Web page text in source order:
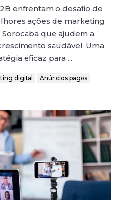
enfrentam o desafio de
ações de marketing
que ajudem a
saudável. Uma
eficaz para ...
digital Anúncios pagos